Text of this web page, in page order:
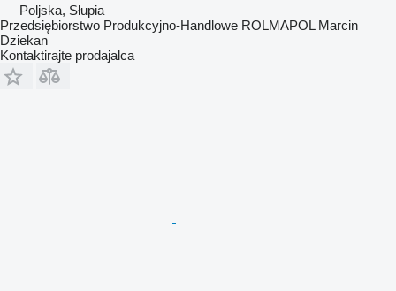
Poljska, Słupia
Przedsiębiorstwo Produkcyjno-Handlowe ROLMAPOL Marcin
Dziekan
Kontaktirajte prodajalca